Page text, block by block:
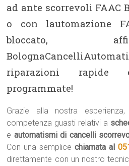
ad ante scorrevoli FAAC
o con lautomazione
bloccato,
riparazioni rapide
programmate!
Grazie alla nostra
competenza guasti relativi a
e automatismi di cancelli
Con una semplicechiamata al
direttamente con un nostro